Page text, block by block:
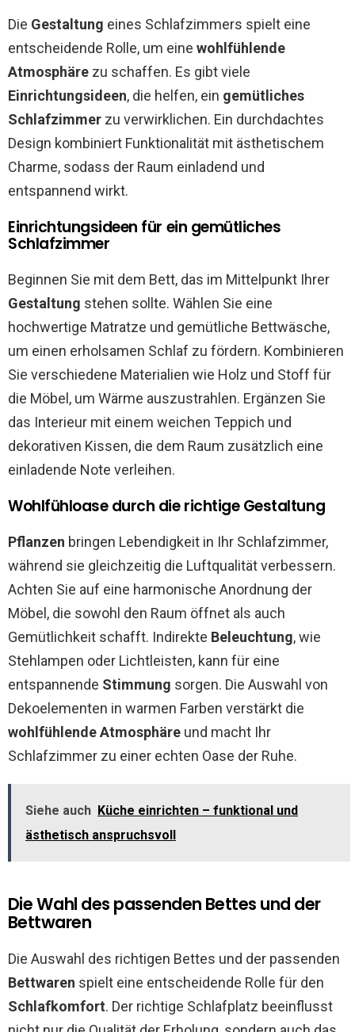
Die Gestaltung eines Schlafzimmers spielt eine
entscheidende Rolle, um eine wohlfühlende
Atmosphäre zu schaffen. Es gibt viele
Einrichtungsideen, die helfen, ein gemütliches
Schlafzimmer zu verwirklichen. Ein durchdachtes
Design kombiniert Funktionalität mit ästhetischem
Charme, sodass der Raum einladend und
entspannend wirkt.
Einrichtungsideen für ein gemütliches
Schlafzimmer
Beginnen Sie mit dem Bett, das im Mittelpunkt Ihrer
Gestaltung stehen sollte. Wählen Sie eine
hochwertige Matratze und gemütliche Bettwäsche,
um einen erholsamen Schlaf zu fördern. Kombinieren
Sie verschiedene Materialien wie Holz und Stoff für
die Möbel, um Wärme auszustrahlen. Ergänzen Sie
das Interieur mit einem weichen Teppich und
dekorativen Kissen, die dem Raum zusätzlich eine
einladende Note verleihen.
Wohlfühloase durch die richtige Gestaltung
Pflanzen bringen Lebendigkeit in Ihr Schlafzimmer,
während sie gleichzeitig die Luftqualität verbessern.
Achten Sie auf eine harmonische Anordnung der
Möbel, die sowohl den Raum öffnet als auch
Gemütlichkeit schafft. Indirekte Beleuchtung, wie
Stehlampen oder Lichtleisten, kann für eine
entspannende Stimmung sorgen. Die Auswahl von
Dekoelementen in warmen Farben verstärkt die
wohlfühlende Atmosphäre und macht Ihr
Schlafzimmer zu einer echten Oase der Ruhe.
Siehe auch Küche einrichten – funktional und
ästhetisch anspruchsvoll
Die Wahl des passenden Bettes und der
Bettwaren
Die Auswahl des richtigen Bettes und der passenden
Bettwaren spielt eine entscheidende Rolle für den
Schlafkomfort. Der richtige Schlafplatz beeinflusst